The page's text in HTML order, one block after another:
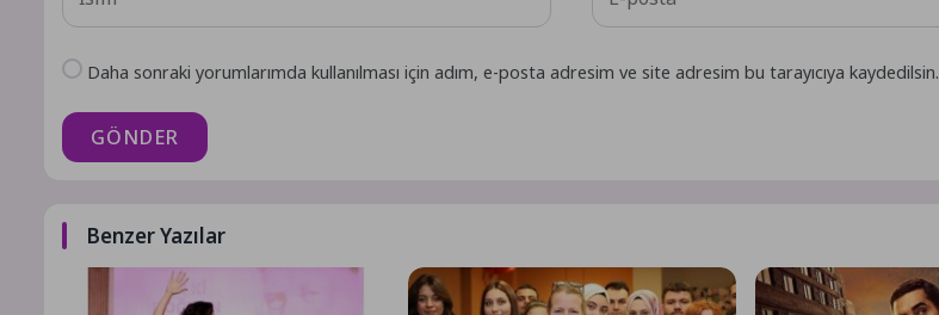
Daha sonraki yorumlarımda kullanılması için adım, e-posta adresim ve site adresim bu tarayıcıya kaydedilsin.
GÖNDER
Benzer Yazılar